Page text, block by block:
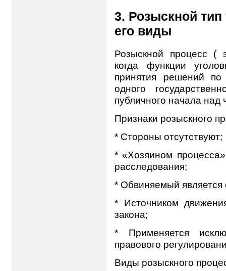
3. Розыскной тип
его виды
Розыскной процесс (
когда функции
принятия решений по
одного
публичного начала над
Признаки розыскного
* Стороны отсутствуют;
* «Хозяином
расследования;
* Обвиняемый является
* Источником
закона;
* Применяется
правового
Виды розыскного